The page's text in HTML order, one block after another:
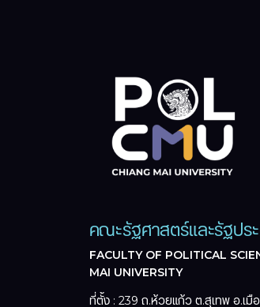
คณะรัฐศาสตร์และรัฐปร
FACULTY OF POLITICAL
MAI UNIVERSITY
ที่ตั้ง : 239 ถ.ห้วยแก้ว ต.สุเทพ อ.เมื